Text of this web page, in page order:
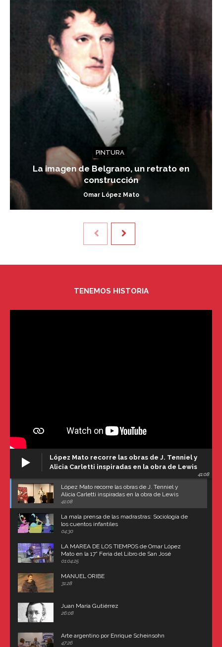
PINTURA
La imagen de Belgrano, un retrato en
construcción
Omar López Mato
TENEMOS HISTORIA
López Mato recorre las obras de J. Tenniel y
Alicia Carletti inspiradas en la obra de Lewis
41:08
López Mato recorre las obras de J. Tenniel y
Alicia Carletti inspiradas en la obra de Lewis
Carroll
41:08
La mala prensa de las madrastras: Sociología de
los cuentos infantiles
04:30
LA MAREA DE LOS TIEMPOS de Omar López
Mato en la 17° Feria del Libro de San José
(Uruguay)
01:04:25
MANUEL ORIBE
31:28
Juan María Gutiérrez
26:08
Arte argentino por Enrique Scheinsohn
47:26